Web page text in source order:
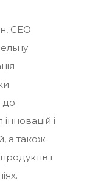
CEO
до
і
а також
і